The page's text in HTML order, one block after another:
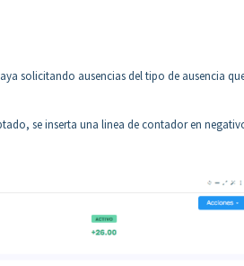
solicitando ausencias del tipo de ausencia
se inserta una linea de contador en